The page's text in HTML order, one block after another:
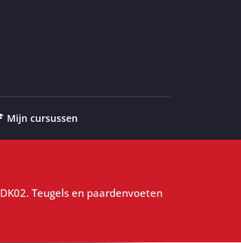
Mijn cursussen
DK02. Teugels en paardenvoeten